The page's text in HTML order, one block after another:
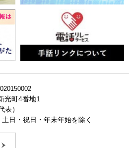
光町4番地1
）
日・祝日・年末年始を除く